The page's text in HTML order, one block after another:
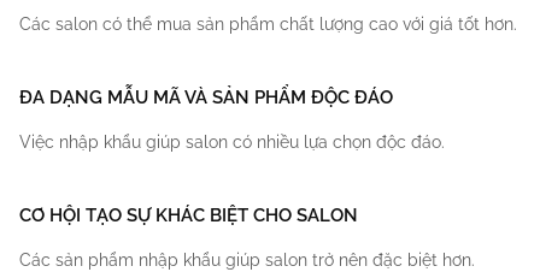
Các salon có thể mua sản phẩm chất lượng cao với giá tốt hơn.
ĐA DẠNG MẪU MÃ VÀ SẢN PHẨM ĐỘC ĐÁO
Việc nhập khẩu giúp salon có nhiều lựa chọn độc đáo.
CƠ HỘI TẠO SỰ KHÁC BIỆT CHO SALON
Các sản phẩm nhập khẩu giúp salon trở nên đặc biệt hơn.